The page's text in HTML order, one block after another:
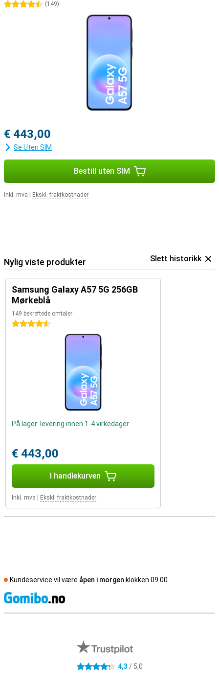
4.5 stjerner
(149)
€ 443,00
Se Uten SIM
Bestill uten SIM
Inkl. mva Ekskl. fraktkostnader
Nylig viste produkter Slett historikk
Samsung Galaxy A57 5G 256GB
Mørkeblå
149 bekreftede omtaler
4.5 stjerner
På lager: levering innen 1-4 virkedager
€ 443,00
I handlekurven
Inkl. mva Ekskl. fraktkostnader
Kundeservice vil være åpen i morgen klokken 09.00
4.3 stjerner 4,3 / 5,0